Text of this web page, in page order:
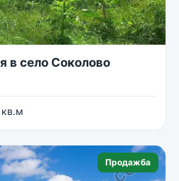
в село Соколово
Продажба